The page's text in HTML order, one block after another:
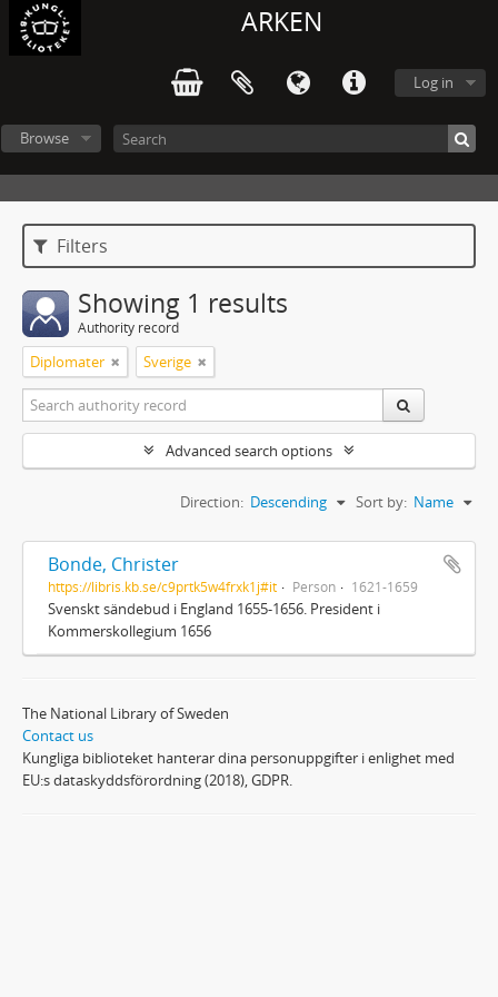
ARKEN
Log in
Browse
Filters
Showing 1 results
Authority record
Diplomater Sverige
Advanced search options
Sort by: Name
Direction: Descending
Bonde, Christer
https://libris.kb.se/c9prtk5w4frxk1j#it Person 1621-1659
Svenskt sändebud i England 1655-1656. President i
Kommerskollegium 1656
The National Library of Sweden
Contact us
Kungliga biblioteket hanterar dina personuppgifter i enlighet med
EU:s dataskyddsförordning (2018), GDPR.